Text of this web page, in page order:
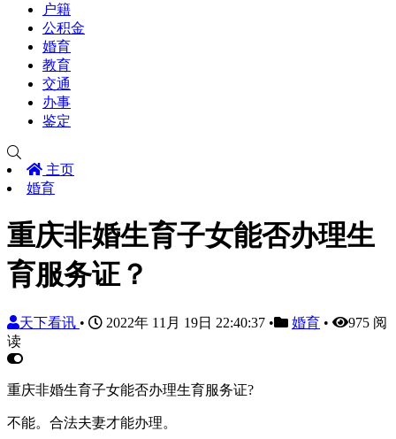
户籍
公积金
婚育
教育
交通
办事
鉴定
主页
婚育
重庆非婚生育子女能否办理生
育服务证？
天下看讯 • 2022年 11月 19日 22:40:37 • 婚育 •
975 阅
读
重庆非婚生育子女能否办理生育服务证?
不能。合法夫妻才能办理。